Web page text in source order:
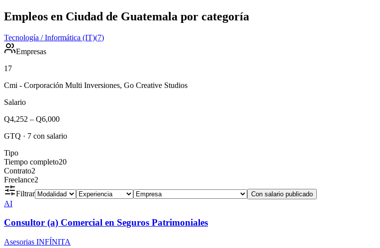
Empleos en Ciudad de Guatemala por categoría
Tecnología / Informática (IT)(7)
Empresas
17
Cmi - Corporación Multi Inversiones, Go Creative Studios
Salario
Q4,252 – Q6,000
GTQ · 7 con salario
Tipo
Tiempo completo20
Contrato2
Freelance2
Filtrar
Con salario publicado
AI
Consultor (a) Comercial en Seguros Patrimoniales
Asesorias INFÍNITA